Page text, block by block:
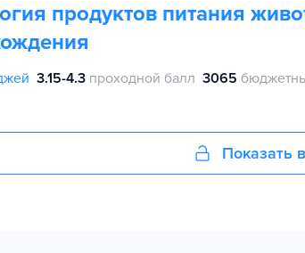
продуктов питания
3.15-4.3 проходной балл 3065
Показать